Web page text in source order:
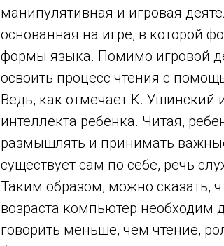
манипулятивная и игровая
основанная на игре, в которой
формы языка. Помимо игровой
освоить процесс чтения с
Ведь, как отмечает К. Ушинский
интеллекта ребенка. Читая,
размышлять и принимать
существует сам по себе, речь
Таким образом, можно сказать,
возраста компьютер необходим
говорить меньше, чем чтение,